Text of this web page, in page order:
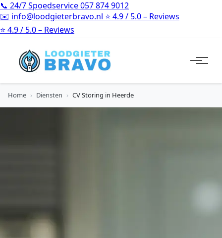
📞 24/7 Spoedservice057 874 9012
✉️ info@loodgieterbravo.nl ⭐ 4.9 / 5.0 – Reviews
⭐ 4.9 / 5.0 – Reviews
Home › Diensten › CV Storing in Heerde